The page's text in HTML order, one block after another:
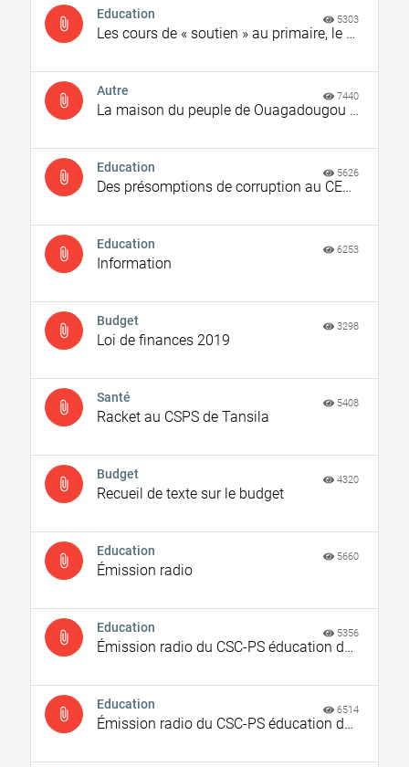
attach_file
Education
Les cours de « soutien » au primaire, le gombo de certains enseignants !
5303
attach_file
Autre
La maison du peuple de Ouagadougou ou le grenier des avantages du services ?
7440
attach_file
Education
Des présomptions de corruption au CEG de VALIOU/commune de POUNI/SANGUIE.
5626
attach_file
Education
Information
6253
attach_file
Budget
Loi de finances 2019
3298
attach_file
Santé
Racket au CSPS de Tansila
5408
attach_file
Budget
Recueil de texte sur le budget
4320
attach_file
Education
Émission radio
5660
attach_file
Education
Émission radio du CSC-PS éducation de Bogandé
5356
attach_file
Education
Émission radio du CSC-PS éducation de Fada
6514